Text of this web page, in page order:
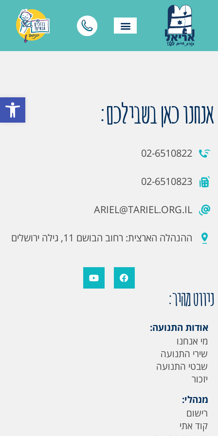
פתח אנחנו כאן בשבילכם:
02-6510822
02-6510823
ARIEL@TARIEL.ORG.IL
ההנהלה הארצית: רחוב הבושם 11, גילה ירושלים
ניווט מהיר:
אודות התנועה:
מי אנחנו
שירי התנועה
שבטי התנועה
יזכור
מנהלי:
רישום
קוד אתי